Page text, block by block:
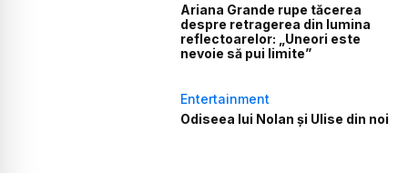
Ariana Grande rupe tăcerea
despre retragerea din lumina
reflectoarelor: „Uneori este
nevoie să pui limite”
Entertainment
Odiseea lui Nolan și Ulise din noi